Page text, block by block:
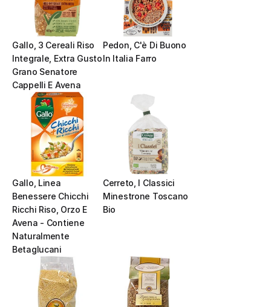
Gallo, 3 Cereali Riso
Integrale, Extra Gusto
Grano Senatore
Cappelli E Avena
Pedon, C'è Di Buono
In Italia Farro
Gallo, Linea
Benessere Chicchi
Ricchi Riso, Orzo E
Avena - Contiene
Naturalmente
Betaglucani
Cerreto, I Classici
Minestrone Toscano
Bio